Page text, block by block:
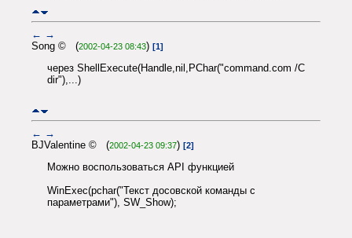
← →
Song © (2002-04-23 08:43) [1]
через ShellExecute(Handle,nil,PChar("command.com /C
dir"),...)
← →
BJValentine © (2002-04-23 09:37) [2]
Можно воспользоваться API функцией
WinExec(pchar("Текст досовской команды с
параметрами"), SW_Show);